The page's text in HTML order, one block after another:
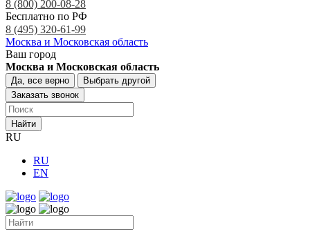
8 (800) 200-08-28
Бесплатно по РФ
8 (495) 320-61-99
Москва и Московская область
Ваш город
Москва и Московская область
Да, все верно
Выбрать другой
Заказать звонок
Найти
RU
RU
EN